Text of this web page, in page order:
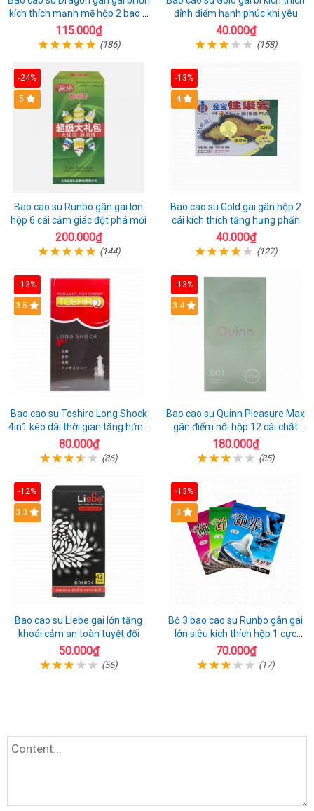
kích thích mạnh mẽ hộp 2 bao +
1 riêng
115.000₫
(186)
đỉnh điểm hạnh phúc khi yêu
40.000₫
(158)
-24%
Hot
5
Bao cao su Runbo gân gai lớn
hộp 6 cái cảm giác đột phá mới
200.000₫
(144)
-13%
Hot
4
Bao cao su Gold gai gân hộp 2
cái kích thích tăng hưng phấn
40.000₫
(127)
-13%
3.5
Bao cao su Toshiro Long Shock
4in1 kéo dài thời gian tăng hứng
thú hộp 10
80.000₫
(86)
-13%
3.4
Bao cao su Quinn Pleasure Max
gân điểm nổi hộp 12 cái chất
lượng
180.000₫
(85)
-12%
3.3
Bao cao su Liebe gai lớn tăng
khoái cảm an toàn tuyệt đối
50.000₫
(56)
-13%
3
Bộ 3 bao cao su Runbo gân gai
lớn siêu kích thích hộp 1 cực
chất
70.000₫
(17)